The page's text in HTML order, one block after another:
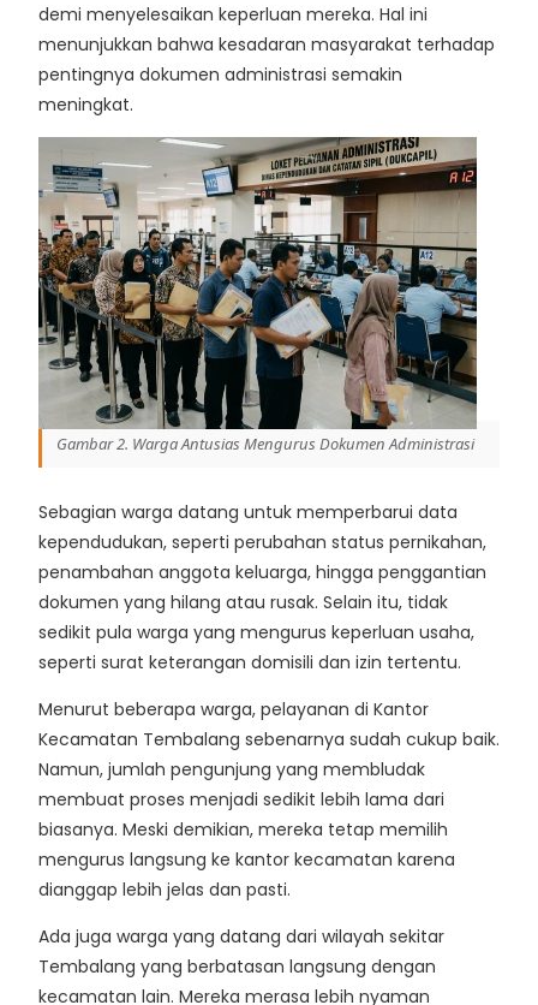
demi menyelesaikan keperluan mereka. Hal ini
menunjukkan bahwa kesadaran masyarakat terhadap
pentingnya dokumen administrasi semakin
meningkat.
Gambar 2. Warga Antusias Mengurus Dokumen Administrasi
Sebagian warga datang untuk memperbarui data
kependudukan, seperti perubahan status pernikahan,
penambahan anggota keluarga, hingga penggantian
dokumen yang hilang atau rusak. Selain itu, tidak
sedikit pula warga yang mengurus keperluan usaha,
seperti surat keterangan domisili dan izin tertentu.
Menurut beberapa warga, pelayanan di Kantor
Kecamatan Tembalang sebenarnya sudah cukup baik.
Namun, jumlah pengunjung yang membludak
membuat proses menjadi sedikit lebih lama dari
biasanya. Meski demikian, mereka tetap memilih
mengurus langsung ke kantor kecamatan karena
dianggap lebih jelas dan pasti.
Ada juga warga yang datang dari wilayah sekitar
Tembalang yang berbatasan langsung dengan
kecamatan lain. Mereka merasa lebih nyaman